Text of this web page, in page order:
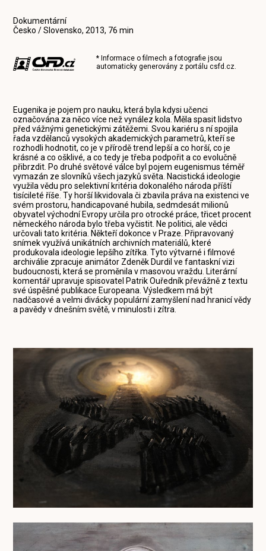
Dokumentární
Česko / Slovensko, 2013, 76 min
* Informace o filmech a fotografie jsou
automaticky generovány z portálucsfd.cz.
Eugenika je pojem pro nauku, která byla kdysi učenci
označována za něco více než vynález kola. Měla spasit lidstvo
před vážnými genetickými zátěžemi. Svou kariéru s ní spojila
řada vzdělanců vysokých akademických parametrů, kteří se
rozhodli hodnotit, co je v přírodě trend lepší a co horší, co je
krásné a co ošklivé, a co tedy je třeba podpořit a co evolučně
přibrzdit. Po druhé světové válce byl pojem eugenismus téměř
vymazán ze slovníků všech jazyků světa. Nacistická ideologie
využila vědu pro selektivní kritéria dokonalého národa příští
tisícileté říše. Ty horší likvidovala či zbavila práva na existenci ve
svém prostoru, handicapované hubila, sedmdesát milionů
obyvatel východní Evropy určila pro otrocké práce, třicet procent
německého národa bylo třeba vyčistit. Ne politici, ale vědci
určovali tato kritéria. Někteří dokonce v Praze. Připravovaný
snímek využívá unikátních archivních materiálů, které
produkovala ideologie lepšího zítřka. Tyto výtvarné i filmové
archiválie zpracuje animátor Zdeněk Durdil ve fantaskní vizi
budoucnosti, která se proměnila v masovou vraždu. Literární
komentář upravuje spisovatel Patrik Ouředník převážně z textu
své úspěšné publikace Europeana. Výsledkem má být
nadčasové a velmi divácky populární zamyšlení nad hranicí vědy
a pavědy v dnešním světě, v minulosti i zítra.